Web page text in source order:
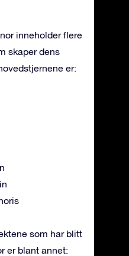
inneholder flere
skaper dens
er:
som har blitt
er blant annet: